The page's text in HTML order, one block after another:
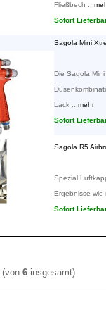
Fließbech ...
Sofort
Sagola Mini
Die Sagola
Lack ... mehr
Sofort
Sagola R5
Spezial
Ergebnisse wie
Sofort
(von 6 insgesamt)